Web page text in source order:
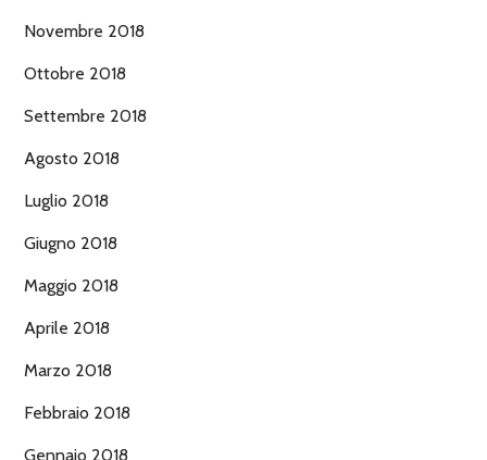
Novembre 2018
Ottobre 2018
Settembre 2018
Agosto 2018
Luglio 2018
Giugno 2018
Maggio 2018
Aprile 2018
Marzo 2018
Febbraio 2018
Gennaio 2018